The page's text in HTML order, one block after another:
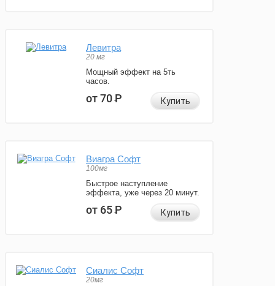
Левитра
20 мг
Мощный эффект на 5ть
часов.
от 70Р Купить
Виагра Софт
100мг
Быстрое наступление
эффекта, уже через 20 минут.
от 65Р Купить
Сиалис Софт
20мг